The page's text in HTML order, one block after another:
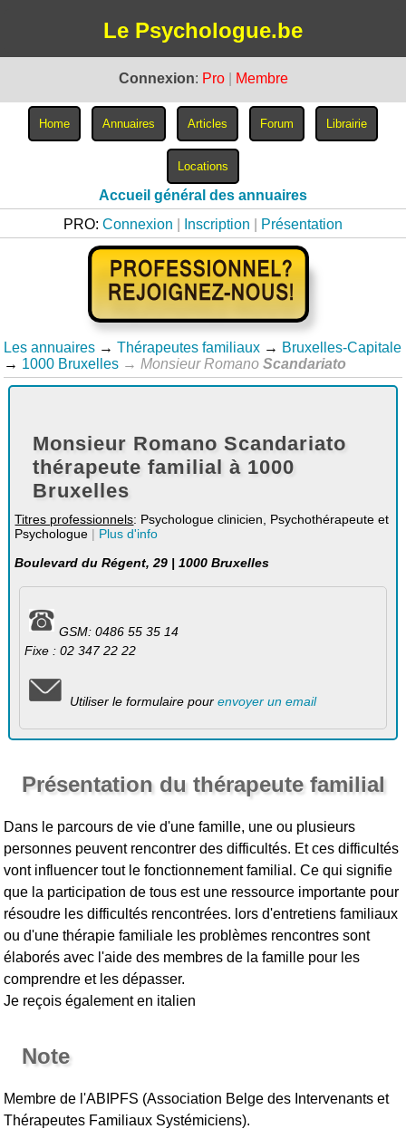
Le Psychologue.be
Connexion: Pro Membre
Accueil général des annuaires
PRO: Connexion Inscription Présentation
Les annuaires → Thérapeutes familiaux → Bruxelles-Capitale
→ 1000 Bruxelles → Monsieur RomanoScandariato
Monsieur Romano Scandariato
thérapeute familial à 1000
Bruxelles
Titres professionnels: Psychologue clinicien, Psychothérapeute et
Psychologue | Plus d'info
Boulevard du Régent, 29 | 1000 Bruxelles
GSM: 0486 55 35 14
Fixe : 02 347 22 22
Utiliser le formulaire pour envoyer un email
Présentation du thérapeute familial
Dans le parcours de vie d'une famille, une ou plusieurs
personnes peuvent rencontrer des difficultés. Et ces difficultés
vont influencer tout le fonctionnement familial. Ce qui signifie
que la participation de tous est une ressource importante pour
résoudre les difficultés rencontrées. lors d'entretiens familiaux
ou d'une thérapie familiale les problèmes rencontres sont
élaborés avec l'aide des membres de la famille pour les
comprendre et les dépasser.
Je reçois également en italien
Note
Membre de l'ABIPFS (Association Belge des Intervenants et
Thérapeutes Familiaux Systémiciens).